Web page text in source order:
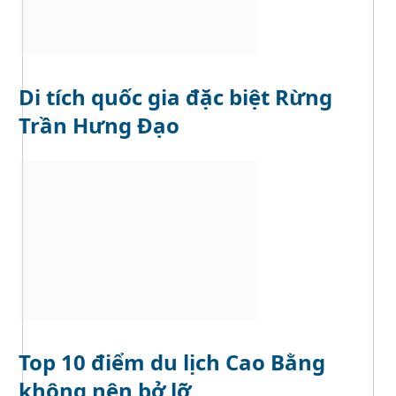
Di tích quốc gia đặc biệt Rừng
Trần Hưng Đạo
Top 10 điểm du lịch Cao Bằng